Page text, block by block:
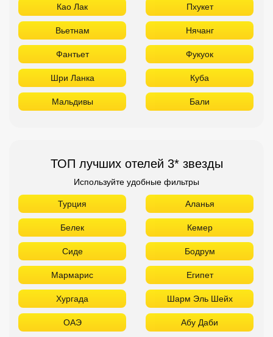
Као Лак Пхукет
Вьетнам Нячанг
Фантьет Фукуок
Шри Ланка Куба
Мальдивы Бали
ТОП лучших отелей 3* звезды
Используйте удобные фильтры
Турция Аланья
Белек Кемер
Сиде Бодрум
Мармарис Египет
Хургада Шарм Эль Шейх
ОАЭ Абу Даби